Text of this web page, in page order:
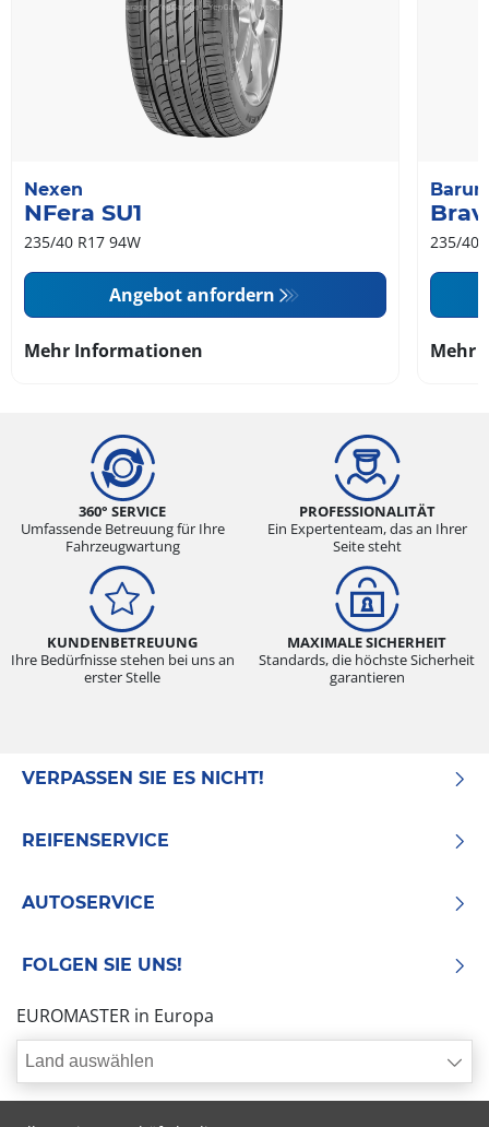
Nexen
NFera SU1
235/40 R17 94W
Angebot anfordern
Mehr Informationen
235/40
Mehr
360° SERVICE
Umfassende Betreuung für Ihre
Fahrzeugwartung
PROFESSIONALITÄT
Ein Expertenteam, das an Ihrer
Seite steht
KUNDENBETREUUNG
Ihre Bedürfnisse stehen bei uns an
erster Stelle
MAXIMALE SICHERHEIT
Standards, die höchste Sicherheit
garantieren
VERPASSEN SIE ES NICHT!
REIFENSERVICE
AUTOSERVICE
FOLGEN SIE UNS!
EUROMASTER in Europa
Land auswählen